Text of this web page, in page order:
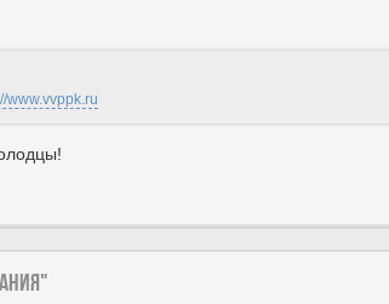
www.vvppk.ru